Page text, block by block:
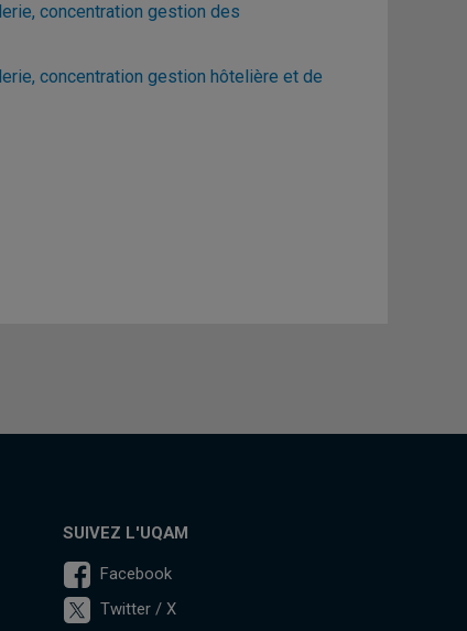
concentration gestion des
concentration gestion hôtelière et de
SUIVEZ L'UQAM
Facebook
Twitter / X